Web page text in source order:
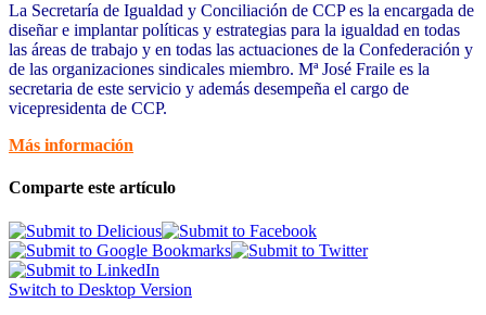
La Secretaría de Igualdad y Conciliación de CCP es la encargada de
diseñar e implantar políticas y estrategias para la igualdad en todas
las áreas de trabajo y en todas las actuaciones de la Confederación y
de las organizaciones sindicales miembro. Mª José Fraile es la
secretaria de este servicio y además desempeña el cargo de
vicepresidenta de CCP.
Más información
Comparte este artículo
Switch to Desktop Version